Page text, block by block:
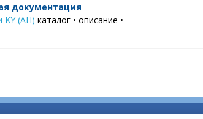
документация
(AH) каталог • описание •